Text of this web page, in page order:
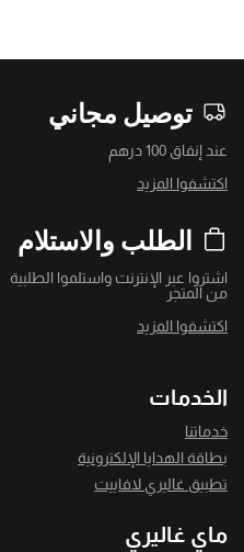
توصيل مجاني
عند إنفاق 100 درهم
اكتشفوا المزيد
الطلب والاستلام
اشتروا عبر الإنترنت واستلموا الطلبية
من المتجر
اكتشفوا المزيد
الخدمات
خدماتنا
بطاقة الهدايا الإلكترونية
تطبيق غاليري لافاييت
ماي غاليري